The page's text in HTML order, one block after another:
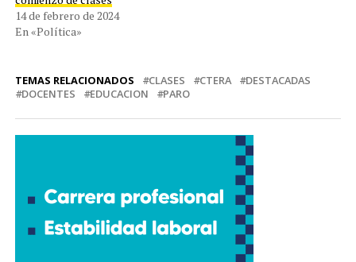
14 de febrero de 2024
En «Política»
TEMAS RELACIONADOS CLASES CTERA
DESTACADAS
DOCENTES
EDUCACION PARO